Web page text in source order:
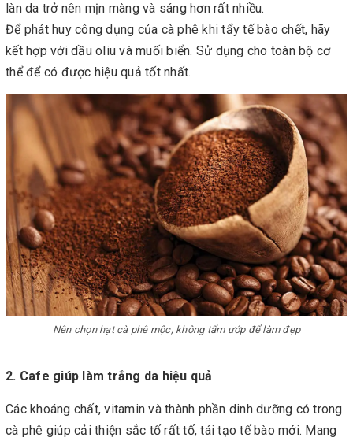
làn da trở nên mịn màng và sáng hơn rất nhiều.
Để phát huy công dụng của cà phê khi tẩy tế bào chết, hãy
kết hợp với dầu oliu và muối biển. Sử dụng cho toàn bộ cơ
thể để có được hiệu quả tốt nhất.
Nên chọn hạt cà phê mộc, không tẩm ướp để làm đẹp
2. Cafe giúp làm trắng da hiệu quả
Các khoáng chất, vitamin và thành phần dinh dưỡng có trong
cà phê giúp cải thiện sắc tố rất tố, tái tạo tế bào mới. Mang